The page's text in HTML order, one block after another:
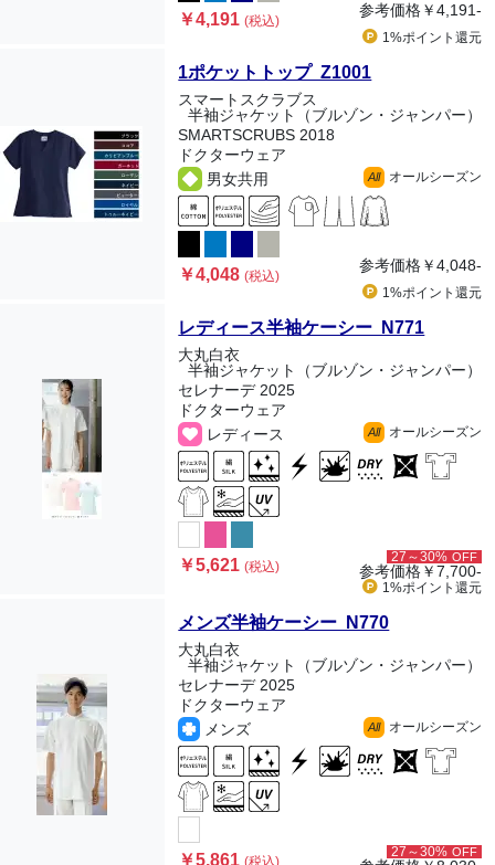
￥4,191(税込)
参考価格￥4,191-
1%ポイント 還元
1ポケットトップ Z1001
スマートスクラブス
半袖ジャケット（ブルゾン・ジャンパー）
SMARTSCRUBS 2018
ドクターウェア
男女共用
All オールシーズン
￥4,048(税込)
参考価格￥4,048-
1%ポイント 還元
レディース半袖ケーシー N771
大丸白衣
半袖ジャケット（ブルゾン・ジャンパー）
セレナーデ 2025
ドクターウェア
レディース
All オールシーズン
￥5,621(税込)
27～30% OFF
参考価格￥7,700-
1%ポイント 還元
メンズ半袖ケーシー N770
大丸白衣
半袖ジャケット（ブルゾン・ジャンパー）
セレナーデ 2025
ドクターウェア
メンズ
All オールシーズン
￥5,861(税込)
27～30% OFF